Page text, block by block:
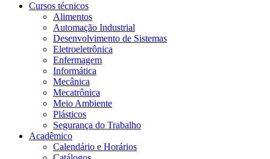
Cursos técnicos
Alimentos
Automação Industrial
Desenvolvimento de Sistemas
Eletroeletrônica
Enfermagem
Informática
Mecânica
Mecatrônica
Meio Ambiente
Plásticos
Segurança do Trabalho
Acadêmico
Calendário e Horários